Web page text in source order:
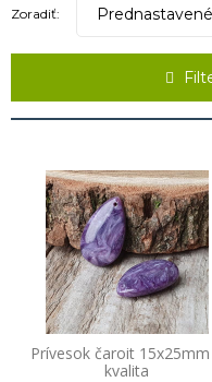
odhaduje sa, že v priebehu
Zoradiť: Prednastavené
Prívesok čaroit 15x25mm
kvalita